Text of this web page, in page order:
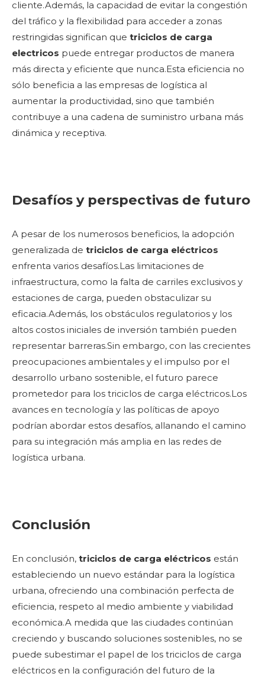
cliente.Además, la capacidad de evitar la congestión
del tráfico y la flexibilidad para acceder a zonas
restringidas significan que triciclos de carga
electricos puede entregar productos de manera
más directa y eficiente que nunca.Esta eficiencia no
sólo beneficia a las empresas de logística al
aumentar la productividad, sino que también
contribuye a una cadena de suministro urbana más
dinámica y receptiva.
Desafíos y perspectivas de futuro
A pesar de los numerosos beneficios, la adopción
generalizada de triciclos de carga eléctricos
enfrenta varios desafíos.Las limitaciones de
infraestructura, como la falta de carriles exclusivos y
estaciones de carga, pueden obstaculizar su
eficacia.Además, los obstáculos regulatorios y los
altos costos iniciales de inversión también pueden
representar barreras.Sin embargo, con las crecientes
preocupaciones ambientales y el impulso por el
desarrollo urbano sostenible, el futuro parece
prometedor para los triciclos de carga eléctricos.Los
avances en tecnología y las políticas de apoyo
podrían abordar estos desafíos, allanando el camino
para su integración más amplia en las redes de
logística urbana.
Conclusión
En conclusión, triciclos de carga eléctricos están
estableciendo un nuevo estándar para la logística
urbana, ofreciendo una combinación perfecta de
eficiencia, respeto al medio ambiente y viabilidad
económica.A medida que las ciudades continúan
creciendo y buscando soluciones sostenibles, no se
puede subestimar el papel de los triciclos de carga
eléctricos en la configuración del futuro de la